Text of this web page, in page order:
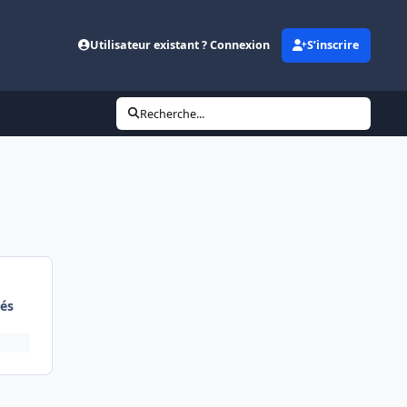
Utilisateur existant ? Connexion S’inscrire
Recherche...